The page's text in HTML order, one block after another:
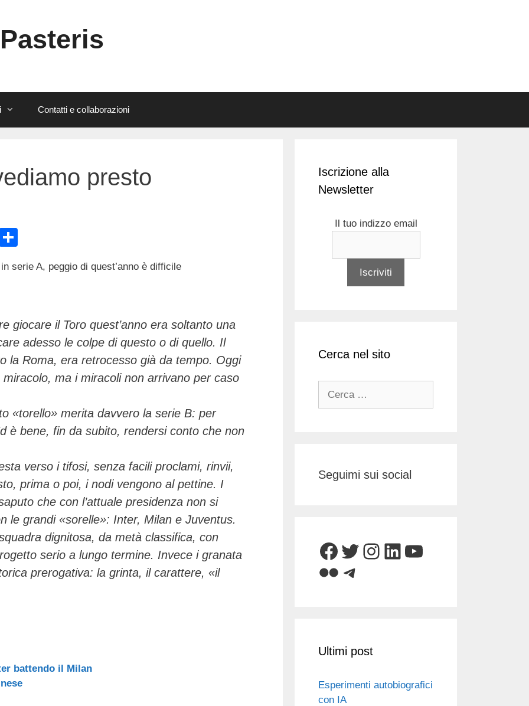
Contatti e collaborazioni
presto
E
n
di
serie A, peggio di quest’anno è difficile
giocare il Toro quest’anno era soltanto una
adesso le colpe di questo o di quello. Il
la Roma, era retrocesso già da tempo. Oggi
ma i miracoli non arrivano per caso
«torello» merita davvero la serie B: per
è bene, fin da subito, rendersi conto che non
verso i tifosi, senza facili proclami, rinvii,
prima o poi, i nodi vengono al pettine. I
che con l’attuale presidenza non si
le grandi «sorelle»: Inter, Milan e Juventus.
dignitosa, da metà classifica, con
serio a lungo termine. Invece i granata
prerogativa: la grinta, il carattere, «il
battendo il Milan
Iscrizione alla
Newsletter
Il tuo indizzo email
Cerca nel sito
Seguimi sui social
Facebook
Twitter
Instagram
LinkedIn
YouTube
FlickrTelegram
Ultimi post
Esperimenti autobiografici
con IA